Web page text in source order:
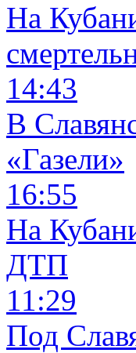
На
14:43
В
«Газели»
16:55
На
ДТП
11:29
Под